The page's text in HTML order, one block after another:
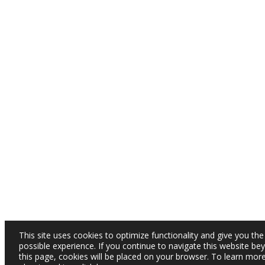
This site uses cookies to optimize functionality and give you
possible experience. If you continue to navigate this website
this page, cookies will be placed on your browser. To learn